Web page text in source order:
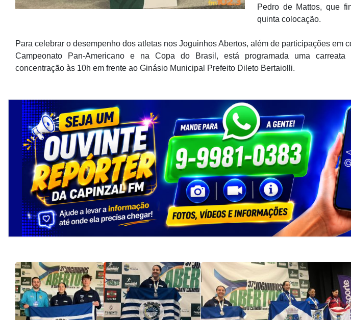
Pedro de Mattos, que
quinta colocação.
Para celebrar o desempenho dos atletas nos Joguinhos Abertos, além de participações em
Campeonato Pan-Americano e na Copa do Brasil, está programada uma
concentração às 10h em frente ao Ginásio Municipal Prefeito Dileto Bertaiolli.